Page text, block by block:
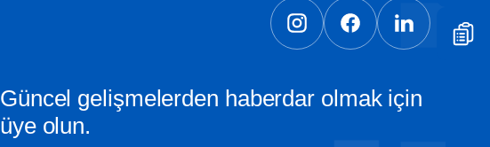
Güncel gelişmelerden haberdar olmak için
üye olun.